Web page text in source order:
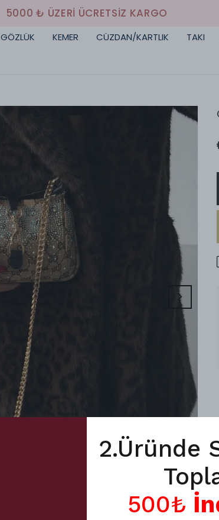
5000 ₺ ÜZERI ÜCRETSIZ KARGO
GÖZLÜK KEMER CÜZDAN/KARTLIK TAKI
2.Üründe
500₺